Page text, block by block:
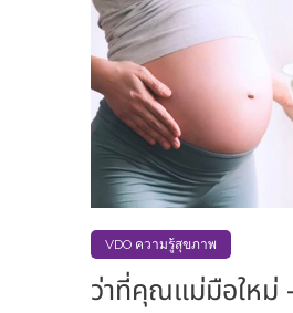
VDO ความรู้สุขภาพ
ว่าที่คุณแม่มือใหม่